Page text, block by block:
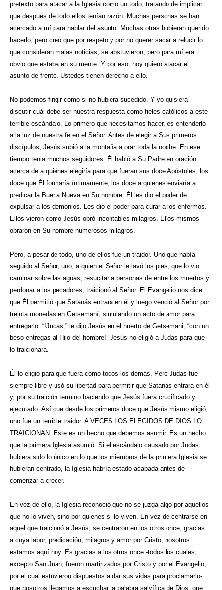
pretexto para atacar a la Iglesia como un todo, tratando de implicar
que después de todo ellos tenían razón. Muchas personas se han
acercado a mí para hablar del asunto. Muchas otras hubieran querido
hacerlo, pero creo que por respeto y por no querer sacar a relucir lo
que consideran malas noticias, se abstuvieron; pero para mí era
obvio que estaba en su mente. Y por eso, hoy quiero atacar el
asunto de frente. Ustedes tienen derecho a ello.
No podemos fingir como si no hubiera sucedido. Y yo quisiera
discutir cuál debe ser nuestra respuesta como fieles católicos a este
terrible escándalo. Lo primero que necesitamos hacer, es entenderlo
a la luz de nuestra fe en el Señor. Antes de elegir a Sus primeros
discípulos, Jesús subió a la montaña a orar toda la noche. En ese
tiempo tenia muchos seguidores. Él habló a Su Padre en oración
acerca de a quiénes elegiría para que fueran sus doce Apóstoles, los
doce que Él formaría íntimamente, los doce a quienes enviaría a
predicar la Buena Nueva en Su nombre. Él les dio el poder de
expulsar a los demonios. Les dio el poder para curar a los enfermos.
Ellos vieron como Jesús obró incontables milagros. Ellos mismos
obraron en Su nombre numerosos milagros.
Pero, a pesar de todo, uno de ellos fue un traidor. Uno que había
seguido al Señor, uno, a quien el Señor le lavó los pies, que lo vio
caminar sobre las aguas, resucitar a personas de entre los muertos y
perdonar a los pecadores, traicionó al Señor. El Evangelio nos dice
que Él permitió que Satanás entrara en él y luego vendió al Señor por
treinta monedas en Getsemaní, simulando un acto de amor para
entregarlo. “!Judas,” le dijo Jesús en el huerto de Getsemani, “con un
beso entregas al Hijo del hombre!” Jesús no eligió a Judas para que
lo traicionara.
Él lo eligió para que fuera como todos los demás. Pero Judas fue
siempre libre y usó su libertad para permitir que Satanás entrara en él
y, por su traición termino haciendo que Jesús fuera crucificado y
ejecutado. Así que desde los primeros doce que Jesús mismo eligió,
uno fue un terrible traidor. A VECES LOS ELEGIDOS DE DIOS LO
TRAICIONAN. Este es un hecho que debemos asumir. Es un hecho
que la primera Iglesia asumió. Si el escándalo causado por Judas
hubiera sido lo único en lo que los miembros de la primera Iglesia se
hubieran centrado, la Iglesia habría estado acabada antes de
comenzar a crecer.
En vez de ello, la Iglesia reconoció que no se juzga algo por aquellos
que no lo viven, sino por quienes sí lo viven. En vez de centrarse en
aquel que traicionó a Jesús, se centraron en los otros once, gracias
a cuya labor, predicación, milagros y amor por Cristo, nosotros
estamos aquí hoy. Es gracias a los otros once -todos los cuales,
excepto San Juan, fueron martirizados por Cristo y por el Evangelio,
por el cual estuvieron dispuestos a dar sus vidas para proclamarlo-
que nosotros llegamos a escuchar la palabra salvífica de Dios, que